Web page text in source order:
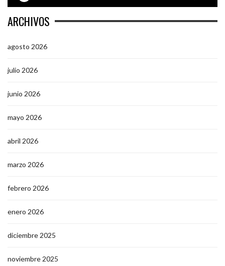
ARCHIVOS
agosto 2026
julio 2026
junio 2026
mayo 2026
abril 2026
marzo 2026
febrero 2026
enero 2026
diciembre 2025
noviembre 2025